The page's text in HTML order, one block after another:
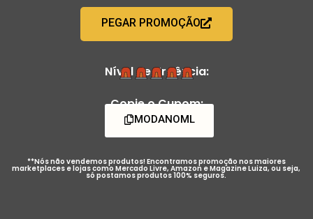
PEGAR PROMOÇÃO
Nível de Urgência:
Copie o Cupom:
MODANOML
**Nós não vendemos produtos! Encontramos promoção nos maiores
marketplaces e lojas como Mercado Livre, Amazon e Magazine Luiza, ou seja,
só postamos produtos 100% seguros.